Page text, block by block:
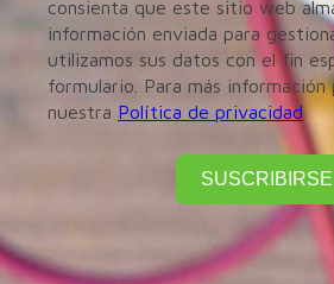
consienta que este sitio web
información enviada para
utilizamos sus datos con el fin
formulario. Para más información
nuestra Política de privacidad
SUSCRIBIRSE